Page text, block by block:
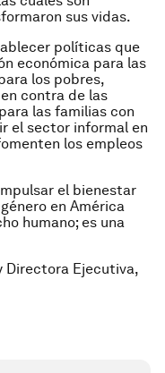
sus vidas.
políticas que
económica para las
los pobres,
contra de las
las familias con
el sector informal en
los empleos
el bienestar
en América
humano; es una
Directora Ejecutiva,